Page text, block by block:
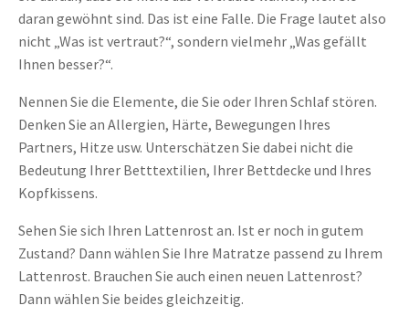
daran gewöhnt sind. Das ist eine Falle. Die Frage lautet also
nicht „Was ist vertraut?“, sondern vielmehr „Was gefällt
Ihnen besser?“.
Nennen Sie die Elemente, die Sie oder Ihren Schlaf stören.
Denken Sie an Allergien, Härte, Bewegungen Ihres
Partners, Hitze usw. Unterschätzen Sie dabei nicht die
Bedeutung Ihrer Betttextilien, Ihrer Bettdecke und Ihres
Kopfkissens.
Sehen Sie sich Ihren Lattenrost an. Ist er noch in gutem
Zustand? Dann wählen Sie Ihre Matratze passend zu Ihrem
Lattenrost. Brauchen Sie auch einen neuen Lattenrost?
Dann wählen Sie beides gleichzeitig.